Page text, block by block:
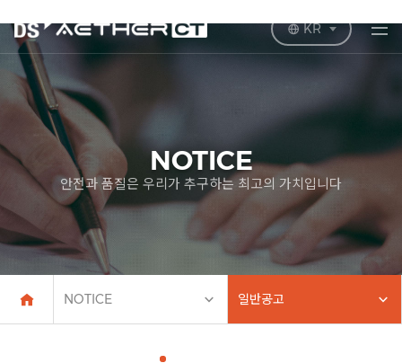
KR
NOTICE
안전과 품질은 우리가 추구하는 최고의 가치입니다
NOTICE 일반공고